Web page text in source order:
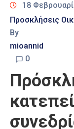
Νέα
Υπηρεσίες
Του
Δήμου
Προσκλήσεις
Αποφάσεις
Τηλέφωνα
18
Προσκλήσεις
By
mioannid
0